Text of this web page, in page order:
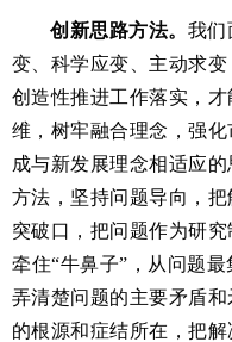
创新思路方法。 我们
变、科学应变、主动求变
创造性推进工作落实，
维，树牢融合理念，强
成与新发展理念相适应
方法，坚持问题导向，
突破口，把问题作为研究
牵住“牛鼻子”，从问题
弄清楚问题的主要矛盾
的根源和症结所在，把